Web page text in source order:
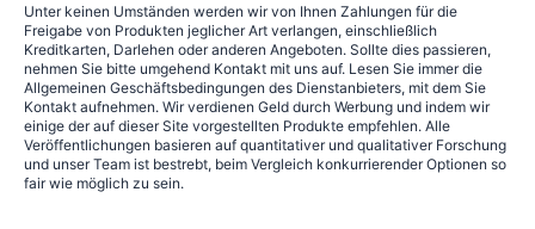
Unter keinen Umständen werden wir von Ihnen Zahlungen für die
Freigabe von Produkten jeglicher Art verlangen, einschließlich
Kreditkarten, Darlehen oder anderen Angeboten. Sollte dies passieren,
nehmen Sie bitte umgehend Kontakt mit uns auf. Lesen Sie immer die
Allgemeinen Geschäftsbedingungen des Dienstanbieters, mit dem Sie
Kontakt aufnehmen. Wir verdienen Geld durch Werbung und indem wir
einige der auf dieser Site vorgestellten Produkte empfehlen. Alle
Veröffentlichungen basieren auf quantitativer und qualitativer Forschung
und unser Team ist bestrebt, beim Vergleich konkurrierender Optionen so
fair wie möglich zu sein.